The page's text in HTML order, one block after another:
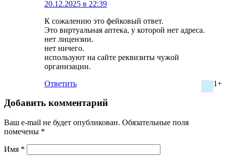
20.12.2025 в 22:39
К сожалению это фейковый ответ.
Это виртуальная аптека, у которой нет адреса.
нет лицензии.
нет ничего.
используют на сайте реквизиты чужой
организации.
1+
Ответить
Добавить комментарий
Ваш e-mail не будет опубликован. Обязательные поля
помечены *
Имя *